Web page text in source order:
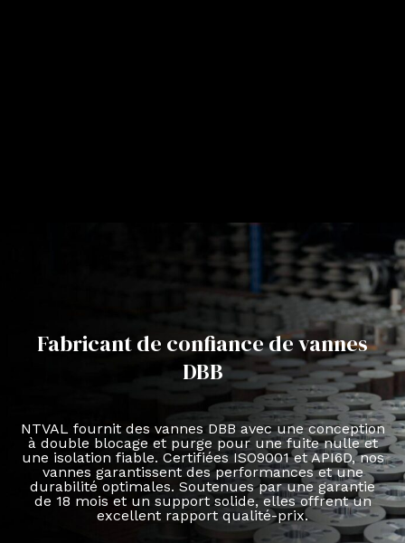
Fabricant de confiance de vannes
DBB
NTVAL fournit des vannes DBB avec une conception
à double blocage et purge pour une fuite nulle et
une isolation fiable. Certifiées ISO9001 et API6D, nos
vannes garantissent des performances et une
durabilité optimales. Soutenues par une garantie
de 18 mois et un support solide, elles offrent un
excellent rapport qualité-prix.